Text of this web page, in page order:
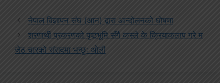
नेपाल विज्ञापन संघ (आन) द्वारा आन्दोलनको घोषणा
शरणार्थी प्रकरणको पृष्ठभूमि सँगै कस्ले के क्रियाकलाप गरे म
जेठ चारको संसदमा भन्छुः ओली